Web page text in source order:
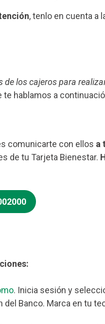
, tenlo en cuenta a
de los cajeros para
te hablamos a
comunicarte con ellos a
de tu Tarjeta Bienestar.
. Inicia sesión y
Banco. Marca en tu